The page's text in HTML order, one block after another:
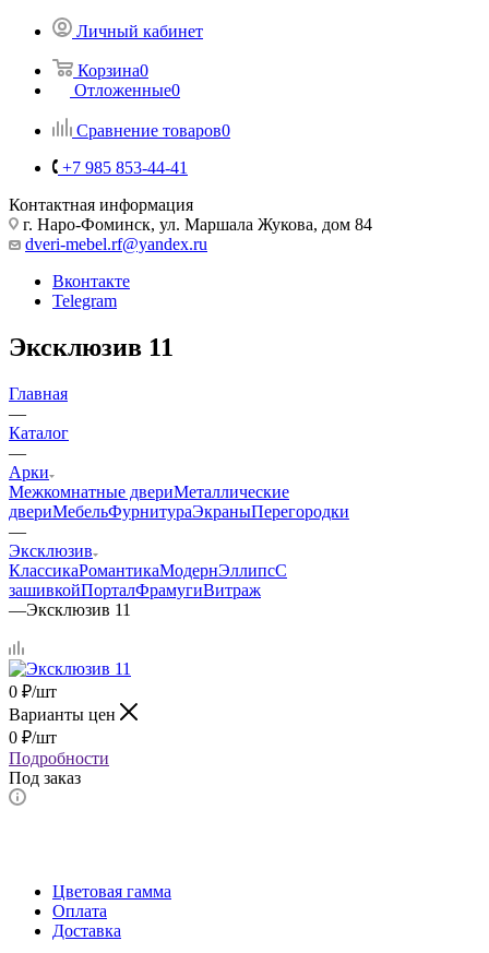
Личный кабинет
Корзина0
Отложенные0
Сравнение товаров0
+7 985 853-44-41
Контактная информация
г. Наро-Фоминск, ул. Маршала Жукова, дом 84
dveri-mebel.rf@yandex.ru
Вконтакте
Telegram
Эксклюзив 11
Главная
—
Каталог
—
Арки
Межкомнатные двериМеталлические
двериМебельФурнитураЭкраныПерегородки
—
Эксклюзив
КлассикаРомантикаМодернЭллипсС
зашивкойПорталФрамугиВитраж
—Эксклюзив 11
0 ₽/шт
Варианты цен
0 ₽/шт
Подробности
Под заказ
Цветовая гамма
Оплата
Доставка